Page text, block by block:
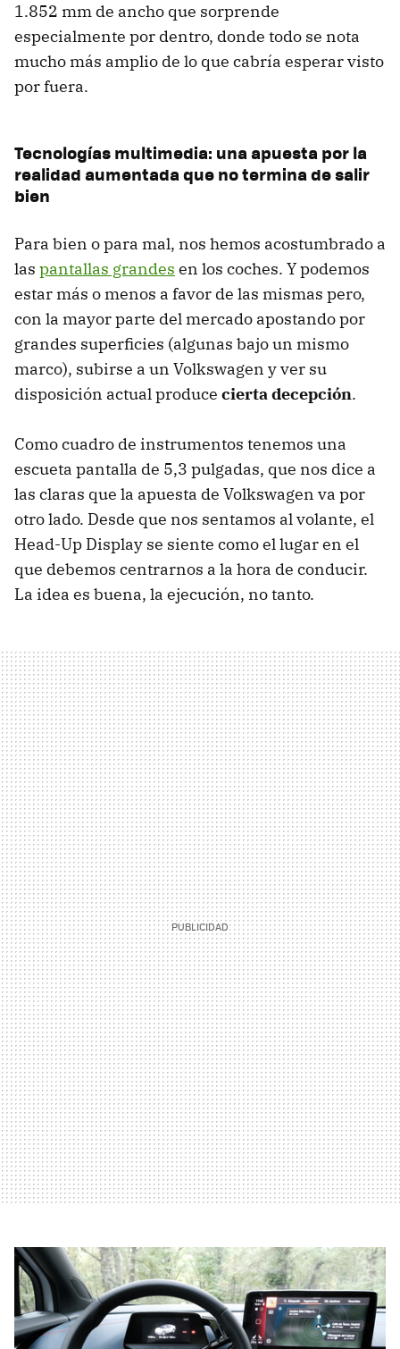
1.852 mm de ancho que sorprende
especialmente por dentro, donde todo se nota
mucho más amplio de lo que cabría esperar visto
por fuera.
Tecnologías multimedia: una apuesta por la
realidad aumentada que no termina de salir
bien
Para bien o para mal, nos hemos acostumbrado a
las pantallas grandes en los coches. Y podemos
estar más o menos a favor de las mismas pero,
con la mayor parte del mercado apostando por
grandes superficies (algunas bajo un mismo
marco), subirse a un Volkswagen y ver su
disposición actual produce cierta decepción.
Como cuadro de instrumentos tenemos una
escueta pantalla de 5,3 pulgadas, que nos dice a
las claras que la apuesta de Volkswagen va por
otro lado. Desde que nos sentamos al volante, el
Head-Up Display se siente como el lugar en el
que debemos centrarnos a la hora de conducir.
La idea es buena, la ejecución, no tanto.